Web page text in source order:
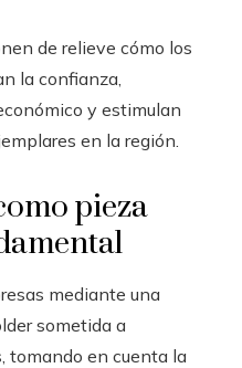
de relieve cómo los
la confianza,
y estimulan
en la región.
pieza
mediante una
sometida a
tomando en cuenta la